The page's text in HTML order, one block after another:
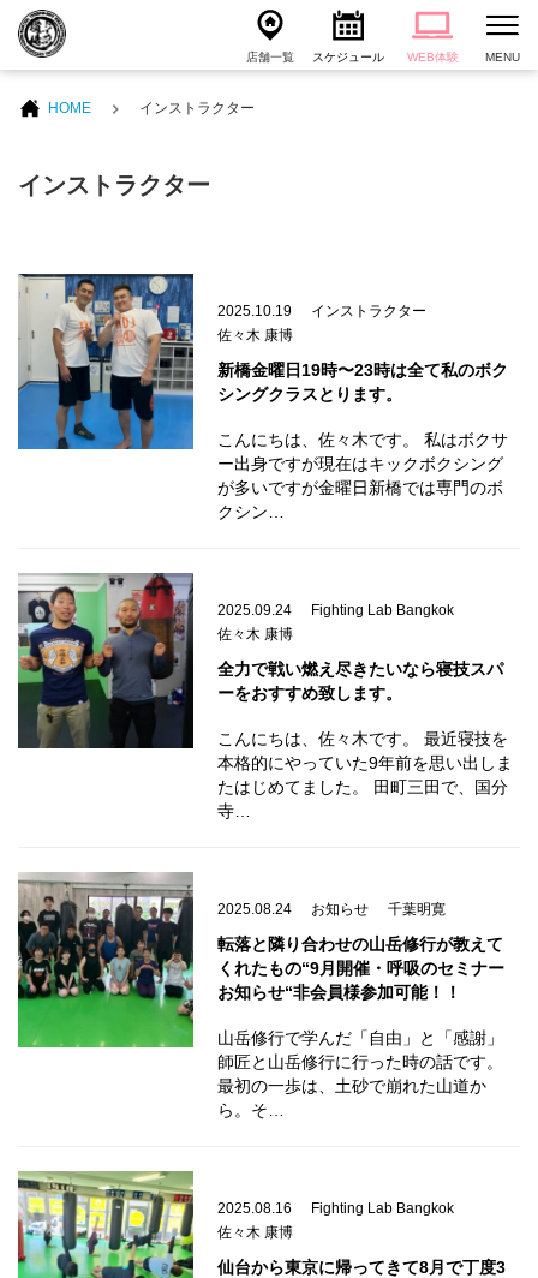
店舗一覧 スケジュール WEB体験 MENU
HOME インストラクター
インストラクター
2025.10.19
インストラクター
佐々木 康博
新橋金曜日19時〜23時は全て私のボク
シングクラスとります。
こんにちは、佐々木です。 私はボクサ
ー出身ですが現在はキックボクシング
が多いですが金曜日新橋では専門のボ
クシン…
2025.09.24
Fighting Lab Bangkok
佐々木 康博
全力で戦い燃え尽きたいなら寝技スパ
ーをおすすめ致します。
こんにちは、佐々木です。 最近寝技を
本格的にやっていた9年前を思い出しま
たはじめてました。 田町三田で、国分
寺…
2025.08.24 お知らせ 千葉明寛
転落と隣り合わせの山岳修行が教えて
くれたもの“9月開催・呼吸のセミナー
お知らせ“非会員様参加可能！！
山岳修行で学んだ「自由」と「感謝」
師匠と山岳修行に行った時の話です。
最初の一歩は、土砂で崩れた山道か
ら。そ…
2025.08.16
Fighting Lab Bangkok
佐々木 康博
仙台から東京に帰ってきて8月で丁度3